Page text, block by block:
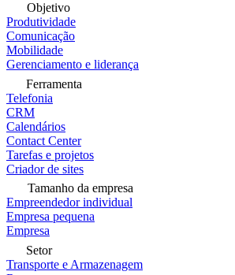
Objetivo
Produtividade
Comunicação
Mobilidade
Gerenciamento e liderança
Ferramenta
Telefonia
CRM
Calendários
Contact Center
Tarefas e projetos
Criador de sites
Tamanho da empresa
Empreendedor individual
Empresa pequena
Empresa
Setor
Transporte e Armazenagem